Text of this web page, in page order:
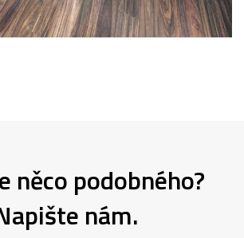
něco podobného?
nám.